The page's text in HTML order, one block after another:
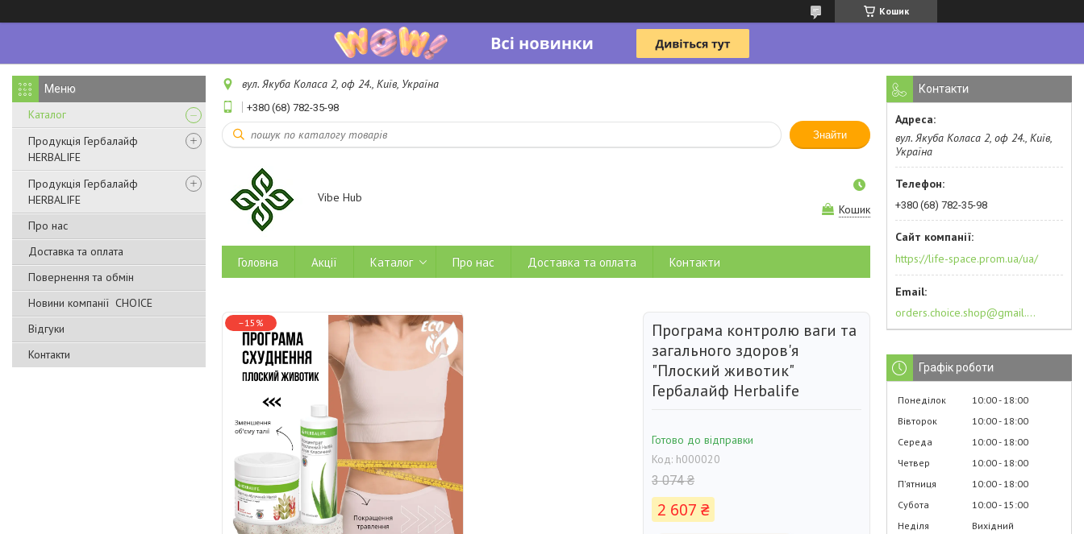
Кошик
Каталог
Продукція Гербалайф
HERBALIFE
Продукція Гербалайф
HERBALIFE
Про нас
Доставка та оплата
Повернення та обмін
Новини компанії CHOICE
Відгуки
Контакти
вул. Якуба Коласа 2, оф 24., Київ, Україна
+380 (68) 782-35-98
Знайти
Vibe Hub
Кошик
Головна Акції Каталог Про нас Доставка та оплата Контакти
–15%
Програма контролю ваги та
загального здоров'я
"Плоский животик"
Гербалайф Herbalife
Готово до відправки
Код: h000020
3 074 ₴
2 607 ₴
Контакти
вул. Якуба Коласа 2, оф 24., Київ,
Україна
+380 (68) 782-35-98
https://life-space.prom.ua/ua/
orders.choice.shop@gmail.com
Графік роботи
Понеділок 10:00 18:00
Вівторок
10:00 18:00
Середа
10:00 18:00
Четвер
10:00 18:00
Пʼятниця
10:00 18:00
Субота
10:00 15:00
Неділя
Вихідний